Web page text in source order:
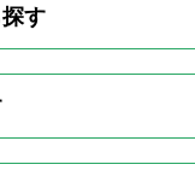
す